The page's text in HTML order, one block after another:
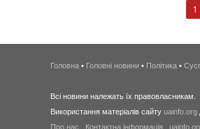
1
Головна • Головні новини • Політика •
Всі новини належать їх правовласникам.
Використання матеріалів сайту uainfo.org
Про нас
Контактна інформація